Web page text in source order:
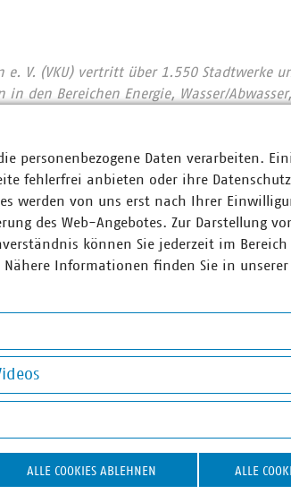
e. V. (VKU) vertritt über 1.550 Stadtwerke
den Bereichen Energie, Wasser/
Beschäftigten wurden 2021
Euro investiert. Im
in zentralen Ver- und
Trinkwasser 89 Prozent, Abwasser 45
Tag 31.500 Tonnen Abfall und hat seit
ist sie der Hidden Champion des
Breitbandausbau: 206 Unternehmen
der kommunalen Unternehmen den
an ihr Glasfasernetz anbieten.
nichts geschieht, wenn es nicht vor Ort
Unsere Positionen:
www.vku.de
Stefan Luig
personenbezogene Daten verarbeiten.
fehlerfrei anbieten oder ihre
werden von uns erst nach Ihrer
des Web-Angebotes. Zur Darstellung
können Sie jederzeit im
Informationen finden Sie in unserer
ALLE COOKIES ABLEHNEN ALLE